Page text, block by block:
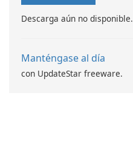
Descarga aún no disponible.
Manténgase al día
con UpdateStar freeware.